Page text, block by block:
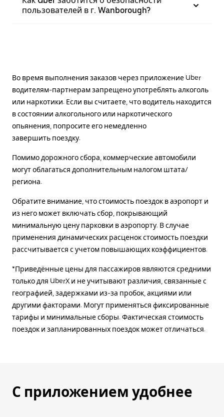
пользователей в г. Wanborough?
Во время выполнения заказов через приложение Uber
водителям-партнерам запрещено употреблять алкоголь
или наркотики. Если вы считаете, что водитель находится
в состоянии алкогольного или наркотического
опьянения, попросите его немедленно
завершить поездку.
Помимо дорожного сбора, коммерческие автомобили
могут облагаться дополнительным налогом штата/
региона.
Обратите внимание, что стоимость поездок в аэропорт и
из него может включать сбор, покрывающий
минимальную цену парковки в аэропорту. В случае
применения динамических расценок стоимость поездки
рассчитывается с учетом повышающих коэффициентов.
*Приведённые цены для пассажиров являются средними
только для UberX и не учитывают различия, связанные с
географией, задержками из-за пробок, акциями или
другими факторами. Могут применяться фиксированные
тарифы и минимальные сборы. Фактическая стоимость
поездок и запланированных поездок может отличаться.
С приложением удобнее